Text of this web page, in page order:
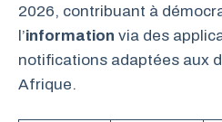
2026, contribuant à
l’information via des
notifications adaptées aux
Afrique.